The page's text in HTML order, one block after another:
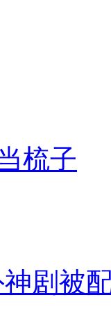
梳子
剧被